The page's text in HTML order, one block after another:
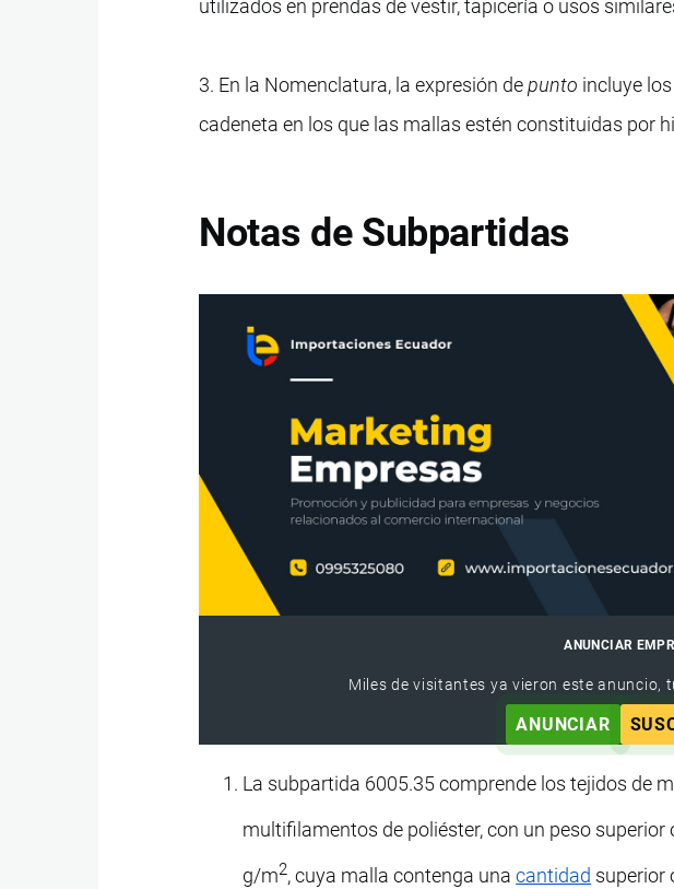
utilizados en prendas de vestir, tapicería o usos
3. En la Nomenclatura, la expresión depunto incluye
cadeneta en los que las mallas estén constituidas por
Notas de Subpartidas
ANUNCIAR
Miles de visitantes ya vieron este anuncio,
ANUNCIAR
La subpartida 6005.35 comprende los tejidos de
multifilamentos de poliéster, con un peso superior
g/m2, cuya malla contenga unacantidad superior